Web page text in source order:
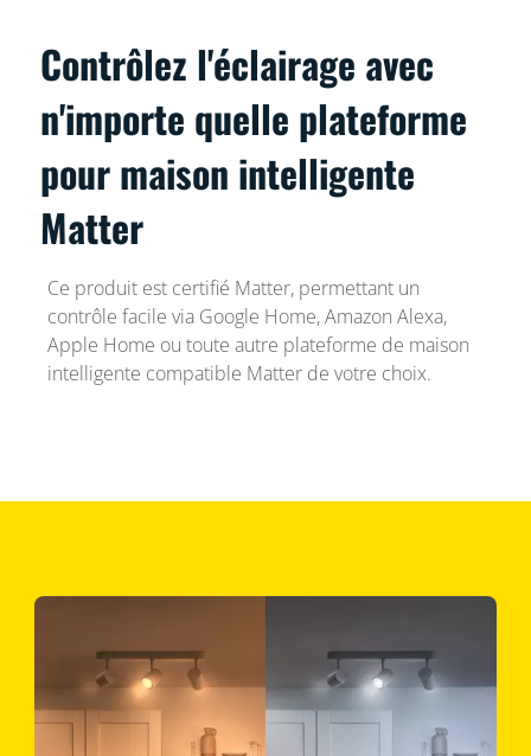
Contrôlez l'éclairage avec
n'importe quelle plateforme
pour maison intelligente
Matter
Ce produit est certifié Matter, permettant un
contrôle facile via Google Home, Amazon Alexa,
Apple Home ou toute autre plateforme de maison
intelligente compatible Matter de votre choix.